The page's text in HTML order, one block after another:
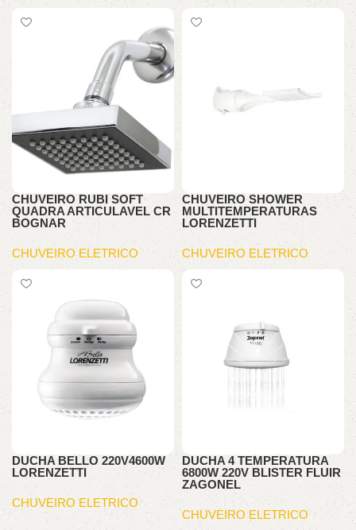
CHUVEIRO RUBI SOFT
QUADRA ARTICULAVEL CR
BOGNAR
CHUVEIRO ELETRICO
CHUVEIRO SHOWER
MULTITEMPERATURAS
LORENZETTI
CHUVEIRO ELETRICO
DUCHA BELLO 220V4600W
LORENZETTI
CHUVEIRO ELETRICO
DUCHA 4 TEMPERATURA
6800W 220V BLISTER FLUIR
ZAGONEL
CHUVEIRO ELETRICO